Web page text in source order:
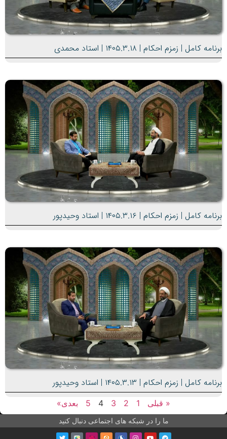
برنامه کامل | زمزم احکام | ۱۴۰۵.۳.۱۸ | استاد محمدی
برنامه کامل | زمزم احکام | ۱۴۰۵.۳.۱۶ | استاد وحیدپور
برنامه کامل | زمزم احکام | ۱۴۰۵.۳.۱۳ | استاد وحیدپور
« قبلی 1
2
3
4
5 بعدی»
ما را در شبکه های اجتماعی دنبال کنید